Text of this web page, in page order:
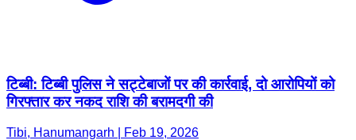
टिब्बी: टिब्बी पुलिस ने सट्टेबाजों पर की कार्रवाई, दो आरोपियों को
गिरफ्तार कर नकद राशि की बरामदगी की
Tibi, Hanumangarh | Feb 19, 2026